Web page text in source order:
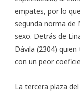
empates, por lo
segunda norma de
sexo. Detrás de
Dávila (2304)
con un peor
La tercera plaza